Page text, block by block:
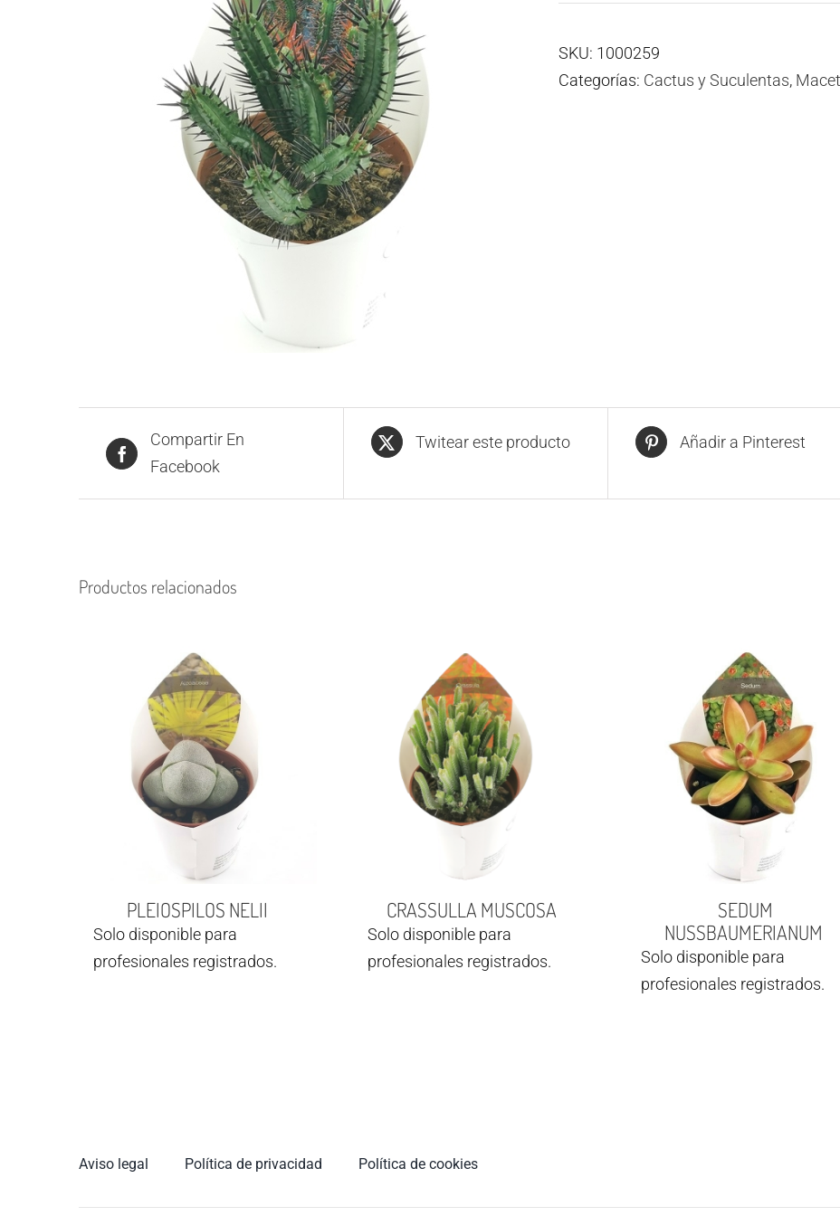
SKU: 1000259
Categorías: Cactus y Suculentas,
Compartir En
Facebook
Twitear este producto Añadir a Pinterest
Productos relacionados
PLEIOSPILOS NELII
Solo disponible para
profesionales registrados.
CRASSULLA MUSCOSA
Solo disponible para
profesionales registrados.
SEDUM
NUSSBAUMERIANUM
Solo disponible para
profesionales registrados.
Aviso legal Política de privacidad Política de cookies